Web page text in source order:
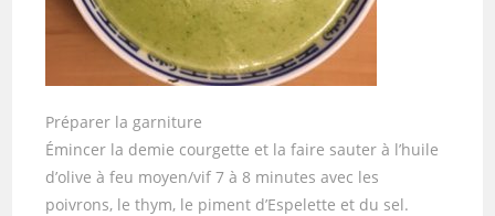
Préparer la garniture
Émincer la demie courgette et la faire sauter à l’huile
d’olive à feu moyen/vif 7 à 8 minutes avec les
poivrons, le thym, le piment d’Espelette et du sel.